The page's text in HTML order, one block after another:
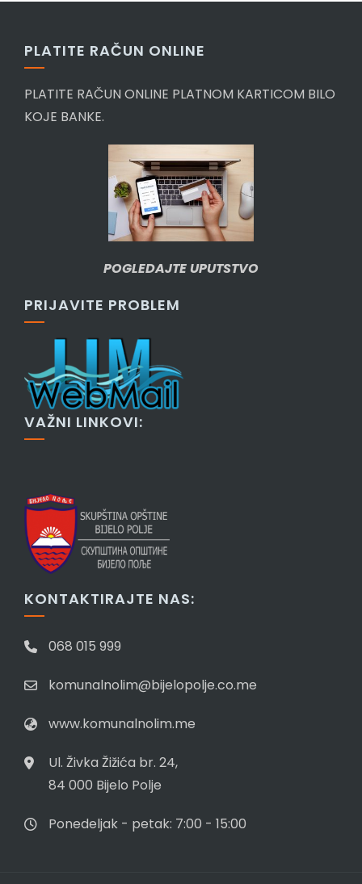
PLATITE RAČUN ONLINE
PLATITE RAČUN ONLINE PLATNOM KARTICOM BILO
KOJE BANKE.
POGLEDAJTE UPUTSTVO
PRIJAVITE PROBLEM
VAŽNI LINKOVI:
KONTAKTIRAJTE NAS:
068 015 999
komunalnolim@bijelopolje.co.me
www.komunalnolim.me
Ul. Živka Žižića br. 24,
84 000 Bijelo Polje
Ponedeljak - petak: 7:00 - 15:00